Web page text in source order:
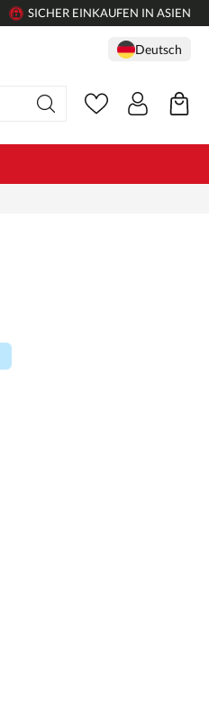
SICHER EINKAUFEN IN ASIEN
Deutsch